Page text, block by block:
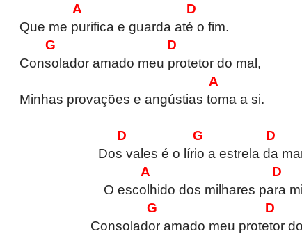
A D
Que me purifica e guarda até o fim.
G D
Consolador amado meu protetor do mal,
A
Minhas provações e angústias toma a si.
D G D
Dos vales é o lírio a estrela da
A D
O escolhido dos milhares para
G D
Consolador amado meu protetor